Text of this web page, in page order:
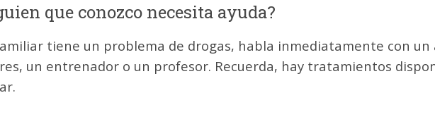
que conozco necesita ayuda?
tiene un problema de drogas, habla inmediatamente con
un entrenador o un profesor. Recuerda, hay tratamientos